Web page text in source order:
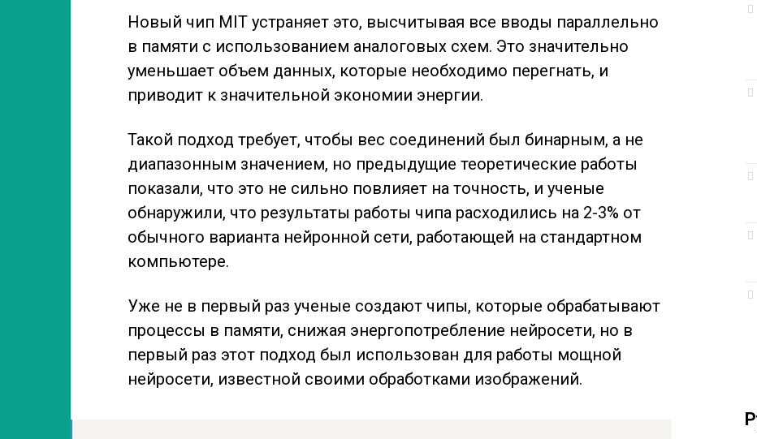
Новый чип MIT устраняет это, высчитывая все вводы параллельно
в памяти с использованием аналоговых схем. Это значительно
уменьшает объем данных, которые необходимо перегнать, и
приводит к значительной экономии энергии.
Такой подход требует, чтобы вес соединений был бинарным, а не
диапазонным значением, но предыдущие теоретические работы
показали, что это не сильно повлияет на точность, и ученые
обнаружили, что результаты работы чипа расходились на 2-3% от
обычного варианта нейронной сети, работающей на стандартном
компьютере.
Уже не в первый раз ученые создают чипы, которые обрабатывают
процессы в памяти, снижая энергопотребление нейросети, но в
первый раз этот подход был использован для работы мощной
нейросети, известной своими обработками изображений.